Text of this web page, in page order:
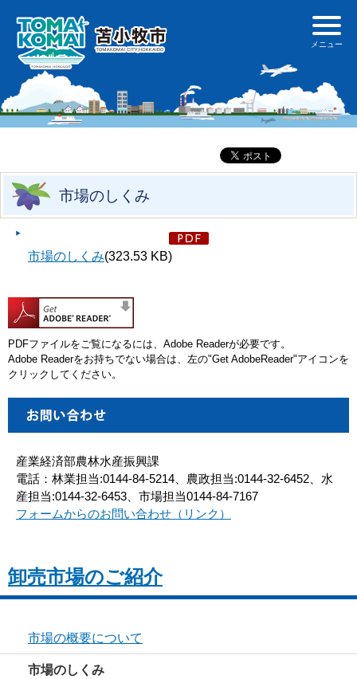
市場のしくみ
市場のしくみ(323.53 KB)
PDFファイルをご覧になるには、Adobe Readerが必要です。
Adobe Readerをお持ちでない場合は、左の"Get AdobeReader"アイコンを
クリックしてください。
産業経済部農林水産振興課
電話：林業担当:0144-84-5214、農政担当:0144-32-6452、水
産担当:0144-32-6453、市場担当0144-84-7167
フォームからのお問い合わせ（リンク）
卸売市場のご紹介
市場の概要について
市場のしくみ